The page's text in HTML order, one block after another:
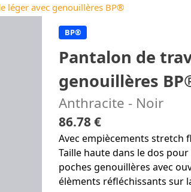
léger avec genouillères BP®
BP®
Pantalon de
genouillères
Anthracite - Noir
86.78 €
Avec empiècements stretch
Taille haute dans le dos
poches genouillères avec
élèments réfléchissants sur